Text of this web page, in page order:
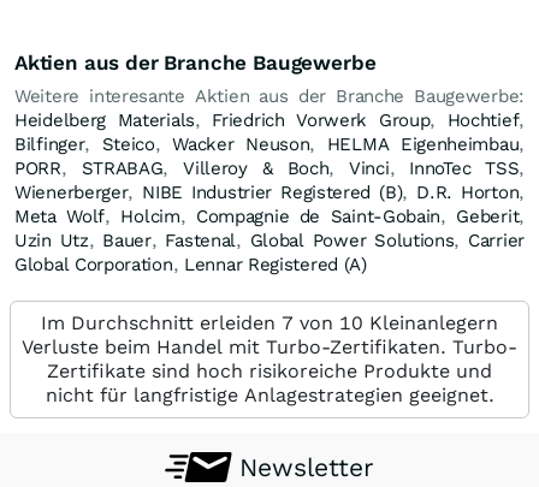
Aktien aus der Branche Baugewerbe
Weitere interesante Aktien aus der Branche Baugewerbe:
Heidelberg Materials, Friedrich Vorwerk Group, Hochtief,
Bilfinger, Steico,Wacker Neuson, HELMA Eigenheimbau,
PORR, STRABAG,Villeroy & Boch,Vinci, InnoTec TSS,
Wienerberger, NIBE Industrier Registered (B), D.R. Horton,
Meta Wolf, Holcim, Compagnie de Saint-Gobain, Geberit,
Uzin Utz, Bauer, Fastenal, Global Power Solutions, Carrier
Global Corporation, Lennar Registered (A)
Im Durchschnitt erleiden 7 von 10 Kleinanlegern
Verluste beim Handel mit Turbo-Zertifikaten. Turbo-
Zertifikate sind hoch risikoreiche Produkte und
nicht für langfristige Anlagestrategien geeignet.
Newsletter